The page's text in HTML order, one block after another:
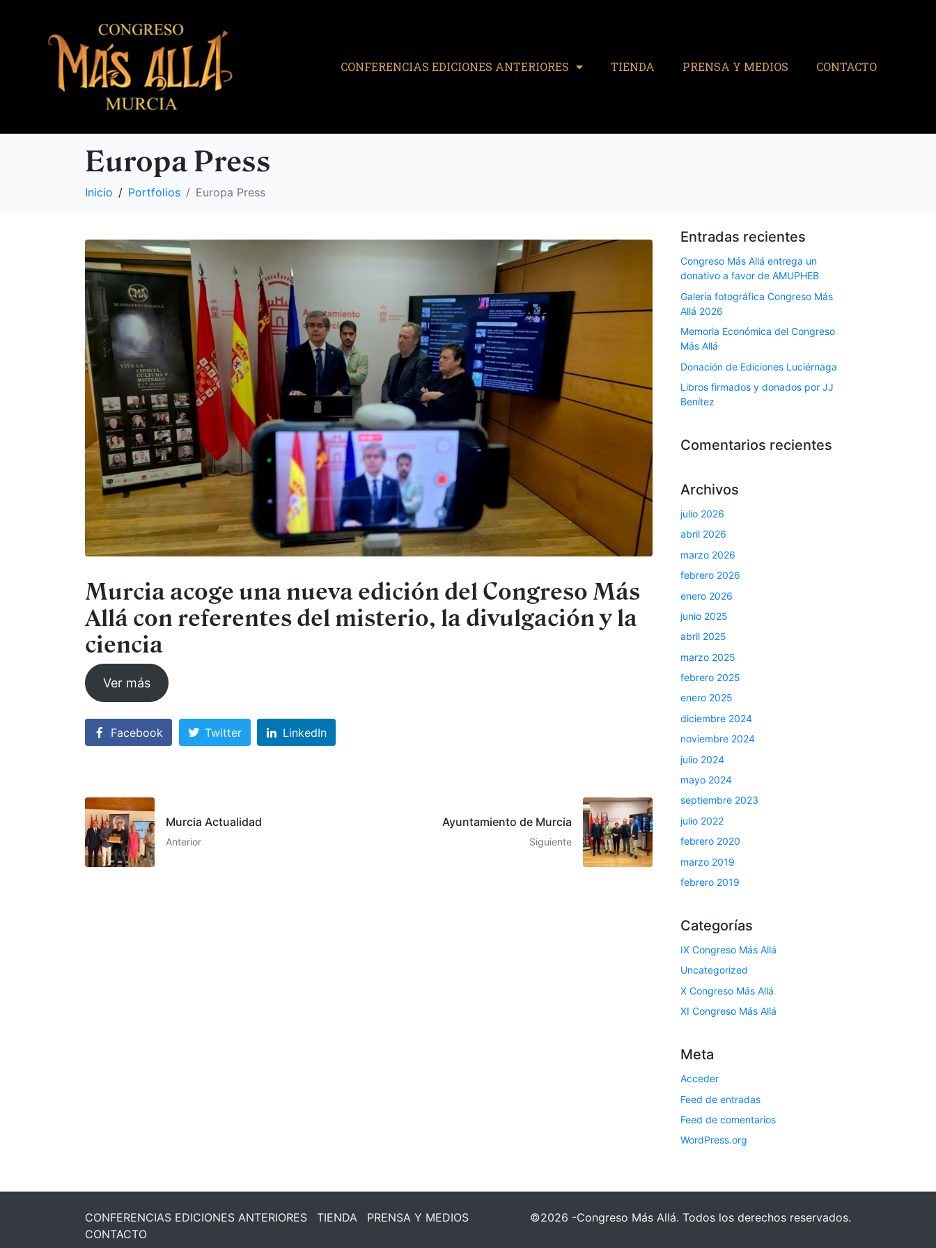
CONFERENCIAS EDICIONES ANTERIORES TIENDA PRENSA Y MEDIOS CONTACTO
Europa Press
Inicio Portfolios Europa Press
Murcia acoge una nueva edición del Congreso Más
Allá con referentes del misterio, la divulgación y la
ciencia
Ver más
Facebook Twitter LinkedIn
Murcia Actualidad
Anterior
Ayuntamiento de Murcia
Siguiente
Entradas recientes
Congreso Más Allá entrega un
donativo a favor de AMUPHEB
Galería fotográfica Congreso Más
Allá 2026
Memoria Económica del Congreso
Más Allá
Donación de Ediciones Luciérnaga
Libros firmados y donados por JJ
Benítez
Comentarios recientes
Archivos
julio 2026
abril 2026
marzo 2026
febrero 2026
enero 2026
junio 2025
abril 2025
marzo 2025
febrero 2025
enero 2025
diciembre 2024
noviembre 2024
julio 2024
mayo 2024
septiembre 2023
julio 2022
febrero 2020
marzo 2019
febrero 2019
Categorías
IX Congreso Más Allá
Uncategorized
X Congreso Más Allá
XI Congreso Más Allá
Meta
Acceder
Feed de entradas
Feed de comentarios
WordPress.org
CONFERENCIAS EDICIONES ANTERIORES TIENDA
PRENSA Y MEDIOS
CONTACTO
©2026 -Congreso Más Allá. Todos los derechos reservados.